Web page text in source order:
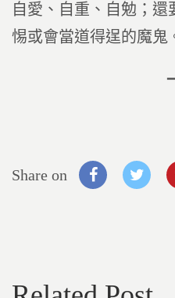
自愛、自重、自勉；
惕或會當道得逞的魔鬼
Share on